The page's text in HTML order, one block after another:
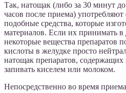
Так, натощак (либо за 30 минут
часов после приема)
подобные средства, которые
материалов. Если их принимать
некоторые вещества препаратов
кислоты в желудке просто
натощак препаратов, содержащих
запивать киселем или молоком.
Непосредственно во время